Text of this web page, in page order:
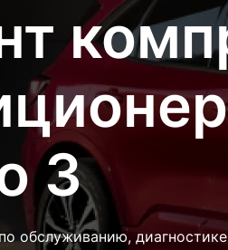
3
обслуживанию,